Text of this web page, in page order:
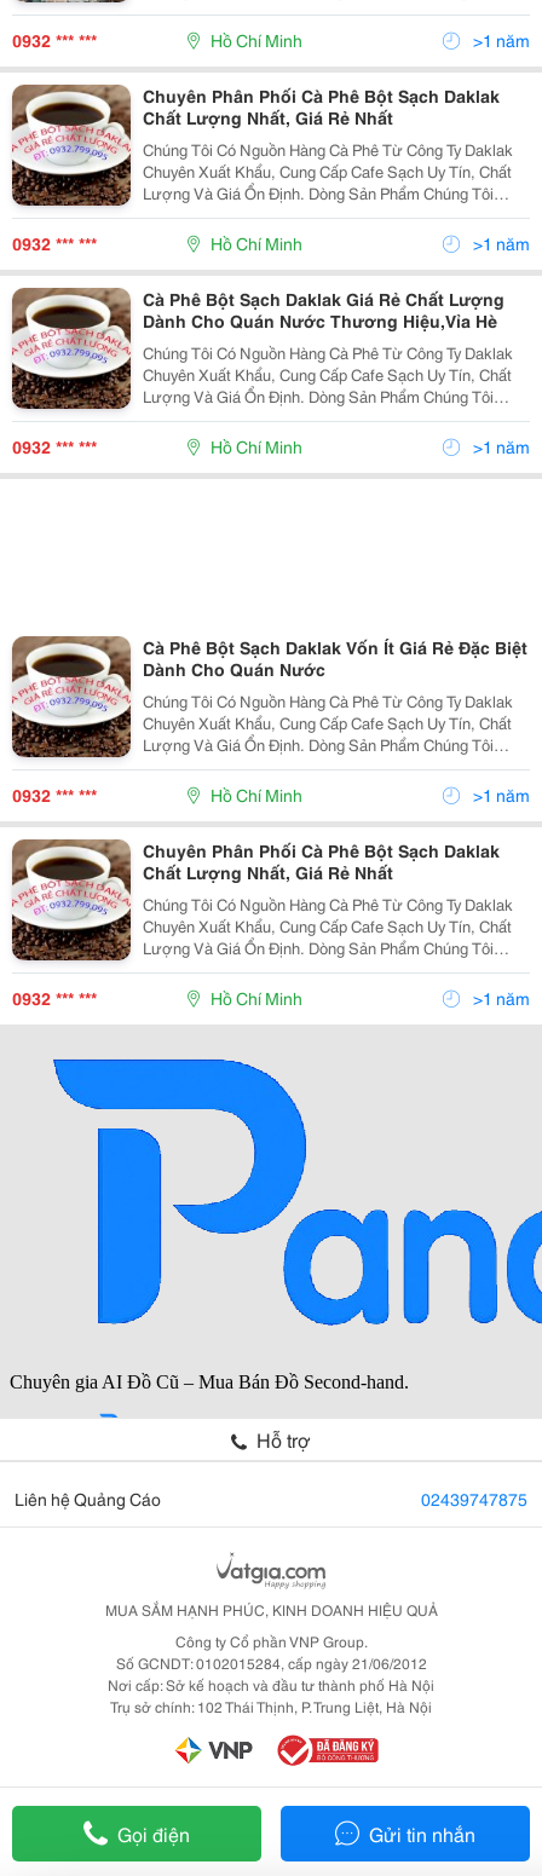
Hướng Tới Là Cà Phê Bột Sạch Nguyên Chất 100%
Không Hóa Chất, Không Chất Tạo Màu, Tạo Mùi; Cafe
Hạt Ran
0932 *** *** Hồ Chí Minh >1 năm
Chuyên Phân Phối Cà Phê Bột Sạch Daklak
Chất Lượng Nhất, Giá Rẻ Nhất
Chúng Tôi Có Nguồn Hàng Cà Phê Từ Công Ty Daklak
Chuyên Xuất Khẩu, Cung Cấp Cafe Sạch Uy Tín, Chất
Lượng Và Giá Ổn Định. Dòng Sản Phẩm Chúng Tôi
Hướng Tới Là Cà Phê Bột Sạch Nguyên Chất 100%
Không Hóa Chất, Không Chất Tạo Màu, Tạo Mùi; Cafe
Hạt Ran
0932 *** *** Hồ Chí Minh >1 năm
Cà Phê Bột Sạch Daklak Giá Rẻ Chất Lượng
Dành Cho Quán Nước Thương Hiệu,Vỉa Hè
Chúng Tôi Có Nguồn Hàng Cà Phê Từ Công Ty Daklak
Chuyên Xuất Khẩu, Cung Cấp Cafe Sạch Uy Tín, Chất
Lượng Và Giá Ổn Định. Dòng Sản Phẩm Chúng Tôi
Hướng Tới Là Cà Phê Bột Sạch Nguyên Chất 100%
Không Hóa Chất, Không Chất Tạo Màu, Tạo Mùi; Cafe
Hạt Ran
0932 *** *** Hồ Chí Minh >1 năm
Cà Phê Bột Sạch Daklak Vốn Ít Giá Rẻ Đặc Biệt
Dành Cho Quán Nước
Chúng Tôi Có Nguồn Hàng Cà Phê Từ Công Ty Daklak
Chuyên Xuất Khẩu, Cung Cấp Cafe Sạch Uy Tín, Chất
Lượng Và Giá Ổn Định. Dòng Sản Phẩm Chúng Tôi
Hướng Tới Là Cà Phê Bột Sạch Nguyên Chất 100%
Không Hóa Chất, Không Chất Tạo Màu, Tạo Mùi; Cafe
Hạt Ran
0932 *** *** Hồ Chí Minh >1 năm
Chuyên Phân Phối Cà Phê Bột Sạch Daklak
Chất Lượng Nhất, Giá Rẻ Nhất
Chúng Tôi Có Nguồn Hàng Cà Phê Từ Công Ty Daklak
Chuyên Xuất Khẩu, Cung Cấp Cafe Sạch Uy Tín, Chất
Lượng Và Giá Ổn Định. Dòng Sản Phẩm Chúng Tôi
Hướng Tới Là Cà Phê Bột Sạch Nguyên Chất 100%
Không Hóa Chất, Không Chất Tạo Màu, Tạo Mùi; Cafe
Hạt Ran
0932 *** *** Hồ Chí Minh >1 năm
Gọi điện Gửi tin nhắn
Hỗ trợ
Liên hệ Quảng Cáo 02439747875
MUA SẮM HẠNH PHÚC, KINH DOANH HIỆU QUẢ
Công ty Cổ phần VNP Group.
Số GCNDT: 0102015284, cấp ngày 21/06/2012
Nơi cấp: Sở kế hoạch và đầu tư thành phố Hà Nội
Trụ sở chính: 102 Thái Thịnh, P. Trung Liệt, Hà Nội